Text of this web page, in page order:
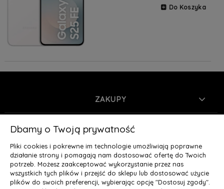
Do Koszyka
ZAKUPY
INFORMACJE
MOJE KONTO
O NAS
Dbamy o Twoją prywatność
Pliki cookies i pokrewne im technologie umożliwiają poprawne
działanie strony i pomagają nam dostosować ofertę do Twoich
potrzeb. Możesz zaakceptować wykorzystanie przez nas
wszystkich tych plików i przejść do sklepu lub dostosować użycie
plików do swoich preferencji, wybierając opcję "Dostosuj zgody".